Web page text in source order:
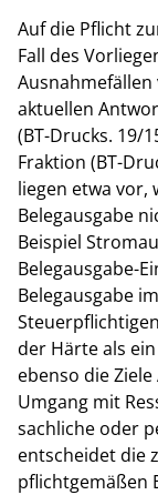
Auf die Pflicht
Fall des
aktuellen
(BT-Drucks. 19/
Fraktion (BT-
liegen etwa vor,
Belegausgabe
Beispiel
Belegausgabe-
Belegausgabe
der Härte als
ebenso die
Umgang mit
sachliche oder
entscheidet die
pflichtgemäßen